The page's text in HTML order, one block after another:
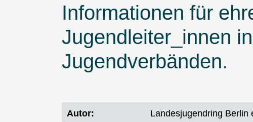
Informationen für
Jugendleiter_innen in
Jugendverbänden.
Autor Landesjugendring Berlin